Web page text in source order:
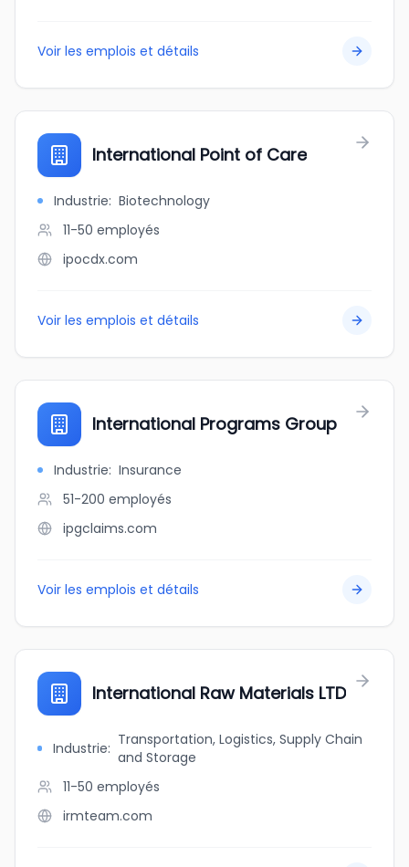
Voir les emplois et détails
International Point of Care
Industrie: Biotechnology
11-50 employés
ipocdx.com
Voir les emplois et détails
International Programs Group
Industrie: Insurance
51-200 employés
ipgclaims.com
Voir les emplois et détails
International Raw Materials LTD
Industrie: Transportation, Logistics, Supply Chain
and Storage
11-50 employés
irmteam.com